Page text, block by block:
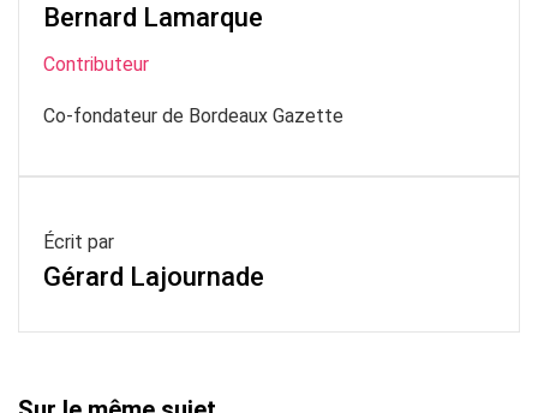
Bernard Lamarque
Contributeur
Co-fondateur de Bordeaux Gazette
Écrit par
Gérard Lajournade